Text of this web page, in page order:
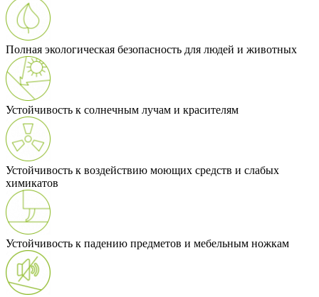
Полная экологическая безопасность для людей и животных
Устойчивость к солнечным лучам и красителям
Устойчивость к воздействию моющих средств и слабых
химикатов
Устойчивость к падению предметов и мебельным ножкам